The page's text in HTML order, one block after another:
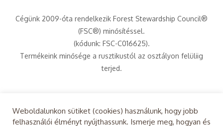
Cégünk 2009-óta rendelkezik Forest Stewardship Council®
(FSC®) minősítéssel.
(kódunk: FSC-C016625).
Termékeink minősége a rusztikustól az osztályon felüliig
terjed.
Adatkezelési tájékoztató Sütikezelési tájékoztató
Weboldalunkon sütiket (cookies) használunk, hogy jobb
felhasználói élményt nyújthassunk. Ismerje meg, hogyan és